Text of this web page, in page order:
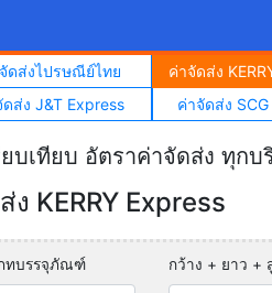
ดส่งไปรษณีย์ไทย ค่าจัดส่ง
ดส่ง J&T Express ค่าจัดส่ง
ยบเทียบ อัตราค่าจัดส่ง ทุก
KERRY Express
ทบรรจุภัณฑ์ กว้าง + ยาว +